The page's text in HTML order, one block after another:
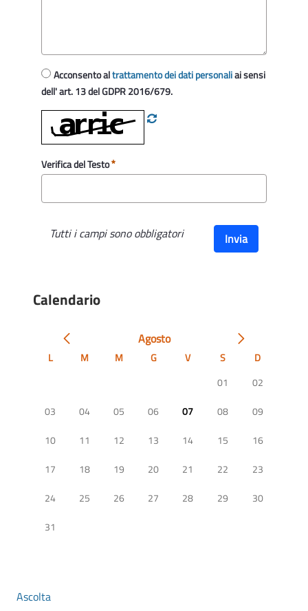
Acconsento altrattamento dei dati personaliai sensi
dell' art. 13 del GDPR 2016/679.
Verifica del Testo
Tutti i campi sono obbligatori Invia
Calendario
Agosto
L M M G V S
D
01
02
03
04 05 06 07 08
09
10
11 12 13 14 15
16
17
18 19 20 21 22
23
24
25 26 27 28 29
30
31
Ascolta